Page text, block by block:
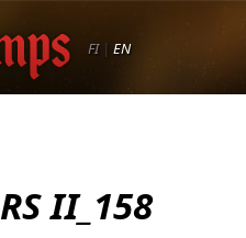
FI| EN
RS II_158